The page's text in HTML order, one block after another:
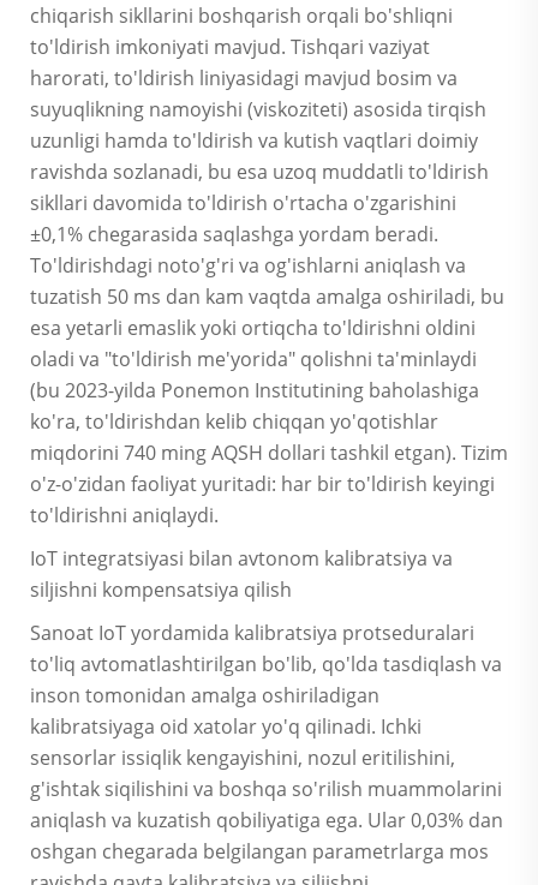
chiqarish sikllarini boshqarish orqali bo'shliqni
to'ldirish imkoniyati mavjud. Tishqari vaziyat
harorati, to'ldirish liniyasidagi mavjud bosim va
suyuqlikning namoyishi (viskoziteti) asosida tirqish
uzunligi hamda to'ldirish va kutish vaqtlari doimiy
ravishda sozlanadi, bu esa uzoq muddatli to'ldirish
sikllari davomida to'ldirish o'rtacha o'zgarishini
±0,1% chegarasida saqlashga yordam beradi.
To'ldirishdagi noto'g'ri va og'ishlarni aniqlash va
tuzatish 50 ms dan kam vaqtda amalga oshiriladi, bu
esa yetarli emaslik yoki ortiqcha to'ldirishni oldini
oladi va "to'ldirish me'yorida" qolishni ta'minlaydi
(bu 2023-yilda Ponemon Institutining baholashiga
ko'ra, to'ldirishdan kelib chiqqan yo'qotishlar
miqdorini 740 ming AQSH dollari tashkil etgan). Tizim
o'z-o'zidan faoliyat yuritadi: har bir to'ldirish keyingi
to'ldirishni aniqlaydi.
IoT integratsiyasi bilan avtonom kalibratsiya va
siljishni kompensatsiya qilish
Sanoat IoT yordamida kalibratsiya protseduralari
to'liq avtomatlashtirilgan bo'lib, qo'lda tasdiqlash va
inson tomonidan amalga oshiriladigan
kalibratsiyaga oid xatolar yo'q qilinadi. Ichki
sensorlar issiqlik kengayishini, nozul eritilishini,
g'ishtak siqilishini va boshqa so'rilish muammolarini
aniqlash va kuzatish qobiliyatiga ega. Ular 0,03% dan
oshgan chegarada belgilangan parametrlarga mos